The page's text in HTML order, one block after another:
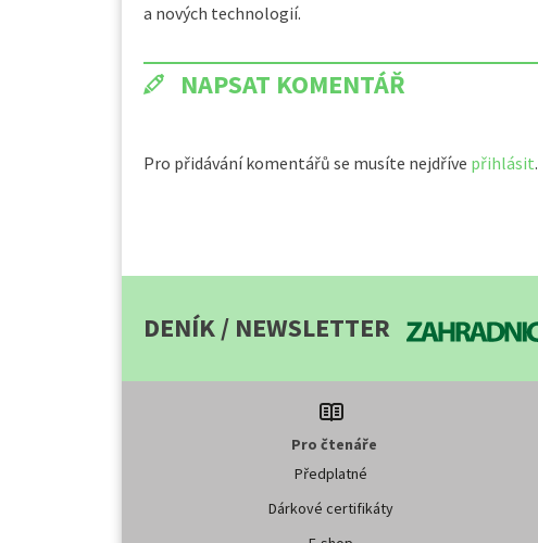
a nových technologií.
NAPSAT KOMENTÁŘ
Pro přidávání komentářů se musíte nejdříve přihlásit.
DENÍK / NEWSLETTER
Pro čtenáře
Předplatné
Dárkové certifikáty